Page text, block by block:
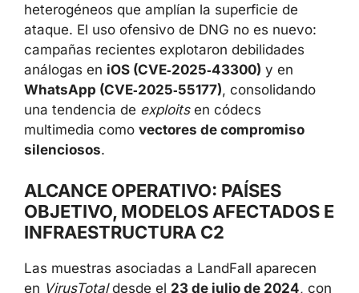
heterogéneos que amplían la superficie de
ataque. El uso ofensivo de DNG no es nuevo:
campañas recientes explotaron debilidades
análogas en iOS (CVE‑2025‑43300) y en
WhatsApp (CVE‑2025‑55177), consolidando
una tendencia de exploitsen códecs
multimedia como vectores de compromiso
silenciosos.
ALCANCE OPERATIVO: PAÍSES
OBJETIVO, MODELOS AFECTADOS E
INFRAESTRUCTURA C2
Las muestras asociadas a LandFall aparecen
en VirusTotaldesde el 23 de julio de 2024, con